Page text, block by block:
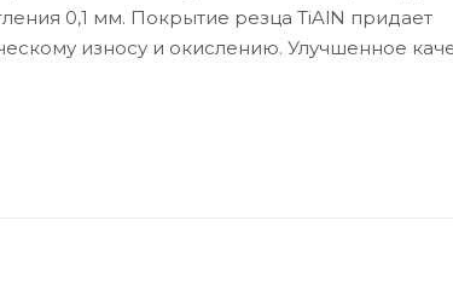
0,1 мм. Покрытие резца TiAlN придает
износу и окислению. Улучшенное